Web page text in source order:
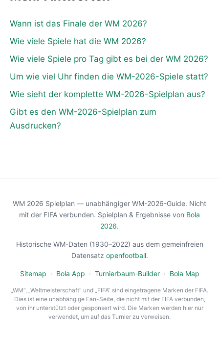
Wann ist das Finale der WM 2026?
Wie viele Spiele hat die WM 2026?
Wie viele Spiele pro Tag gibt es bei der WM 2026?
Um wie viel Uhr finden die WM-2026-Spiele statt?
Wie sieht der komplette WM-2026-Spielplan aus?
Gibt es den WM-2026-Spielplan zum
Ausdrucken?
WM 2026 Spielplan — unabhängiger WM-2026-Guide. Nicht
mit der FIFA verbunden. Spielplan & Ergebnisse von Bola
2026.
Historische WM-Daten (1930–2022) aus dem gemeinfreien
Datensatz openfootball.
Sitemap · Bola App · Turnierbaum-Builder · Bola Map
„WM“, „Weltmeisterschaft“ und „FIFA“ sind eingetragene Marken der FIFA.
Dies ist eine unabhängige Fan-Seite, die nicht mit der FIFA verbunden,
von ihr unterstützt oder gesponsert wird. Die Marken werden hier nur
verwendet, um auf das Turnier zu verweisen.